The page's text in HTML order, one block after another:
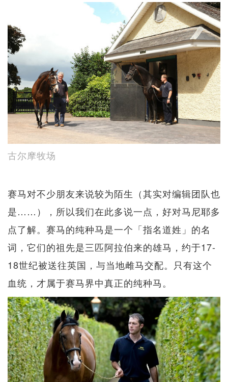
古尔摩牧场
赛马对不少朋友来说较为陌生（其实对编辑团队也
是……），所以我们在此多说一点，好对马尼耶多
点了解。赛马的纯种马是一个「指名道姓」的名
词，它们的祖先是三匹阿拉伯来的雄马，约于17-
18世纪被送往英国，与当地雌马交配。只有这个
血统，才属于赛马界中真正的纯种马。